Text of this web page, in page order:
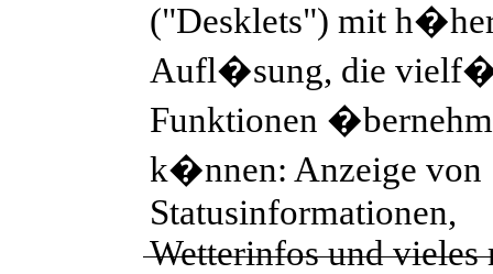
("Desklets") mit
Aufl�sung, die
Funktionen
k�nnen: Anzeige von
Statusinformationen,
Wetterinfos und vieles